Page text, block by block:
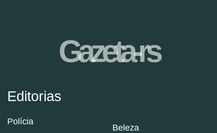
Editorias
Polícia
Beleza
Gazeta-rs